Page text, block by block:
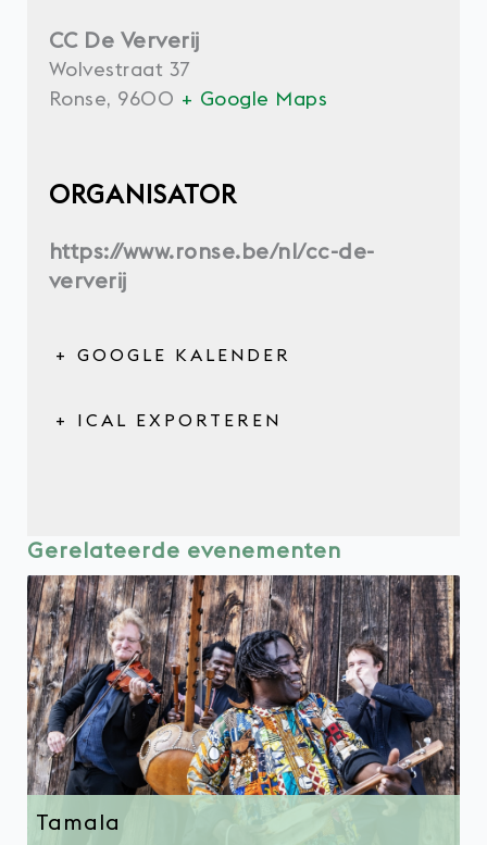
CC De Ververij
Wolvestraat 37
Ronse, 9600 + Google Maps
ORGANISATOR
https://www.ronse.be/nl/cc-de-
ververij
+ GOOGLE KALENDER
+ ICAL EXPORTEREN
Gerelateerde evenementen
Tamala